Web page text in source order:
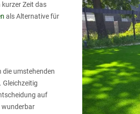
Zeit das
als Alternative für
die umstehenden
Gleichzeitig
auf
wunderbar